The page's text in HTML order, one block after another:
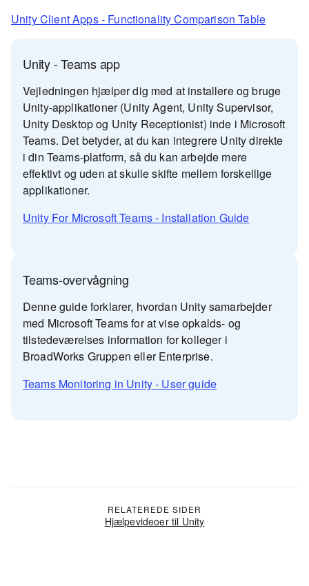
Unity Client Apps - Functionality Comparison Table
Unity - Teams app
Vejledningen hjælper dig med at installere og bruge
Unity-applikationer (Unity Agent, Unity Supervisor,
Unity Desktop og Unity Receptionist) inde i Microsoft
Teams. Det betyder, at du kan integrere Unity direkte
i din Teams-platform, så du kan arbejde mere
effektivt og uden at skulle skifte mellem forskellige
applikationer.
Unity For Microsoft Teams - Installation Guide
Teams-overvågning
Denne guide forklarer, hvordan Unity samarbejder
med Microsoft Teams for at vise opkalds- og
tilstedeværelses information for kolleger i
BroadWorks Gruppen eller Enterprise.
Teams Monitoring in Unity - User guide
RELATEREDE SIDER
Hjælpevideoer til Unity